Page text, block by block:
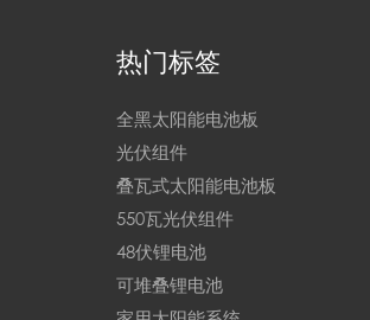
热门标签
全黑太阳能电池板
光伏组件
叠瓦式太阳能电池板
550瓦光伏组件
48伏锂电池
可堆叠锂电池